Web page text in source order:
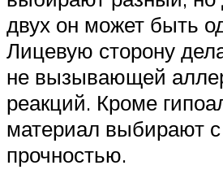
двух он может быть
Лицевую сторону
не вызывающей
реакций. Кроме
материал выбирают
прочностью.